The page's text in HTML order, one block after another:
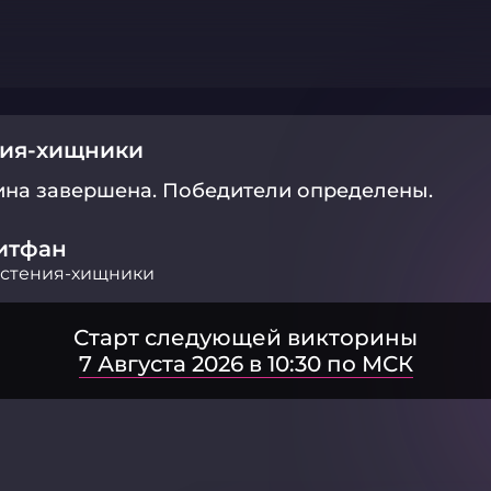
хищники
завершена. Победители определены.
хищники
Старт следующей викторины
7 Августа 2026 в 10:30 по МСК